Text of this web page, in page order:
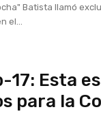
Batista llamó
el...
Esta
para la